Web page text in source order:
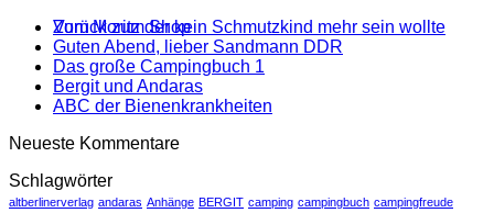
Zurück zum Shop
Vom Moritz der kein Schmutzkind mehr sein wollte
Guten Abend, lieber Sandmann DDR
Das große Campingbuch 1
Bergit und Andaras
ABC der Bienenkrankheiten
Neueste Kommentare
Schlagwörter
altberlinerverlag andaras Anhänge BERGIT camping campingbuch campingfreude